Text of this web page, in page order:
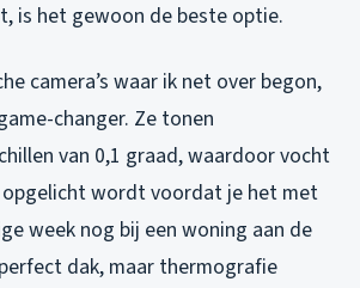
is het gewoon de beste optie.
camera’s waar ik net over begon,
changer. Ze tonen
van 0,1 graad, waardoor vocht
wordt voordat je het met
week nog bij een woning aan de
dak, maar thermografie